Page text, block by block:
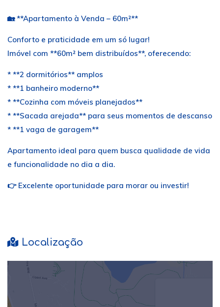
🏡 **Apartamento à Venda – 60m²**
Conforto e praticidade em um só lugar!
Imóvel com **60m² bem distribuídos**, oferecendo:
* **2 dormitórios** amplos
* **1 banheiro moderno**
* **Cozinha com móveis planejados**
* **Sacada arejada** para seus momentos de descanso
* **1 vaga de garagem**
Apartamento ideal para quem busca qualidade de vida
e funcionalidade no dia a dia.
👉 Excelente oportunidade para morar ou investir!
Localização